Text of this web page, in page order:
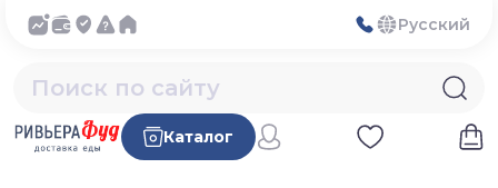
Русский
Каталог